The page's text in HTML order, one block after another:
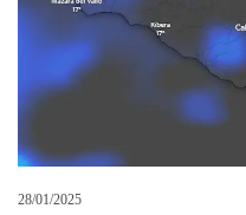
28/01/2025